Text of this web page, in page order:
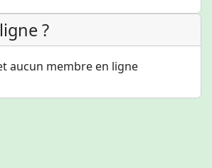
?
aucun membre en ligne